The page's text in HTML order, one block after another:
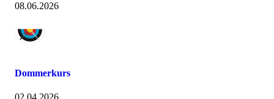
08.06.2026
Dommerkurs
02.04.2026